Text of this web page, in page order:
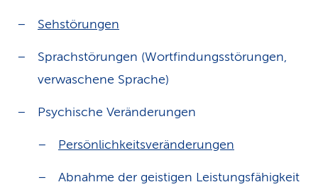
Sehstörungen
Sprachstörungen (Wortfindungsstörungen,
verwaschene Sprache)
Psychische Veränderungen
Persönlichkeitsveränderungen
Abnahme der geistigen Leistungsfähigkeit